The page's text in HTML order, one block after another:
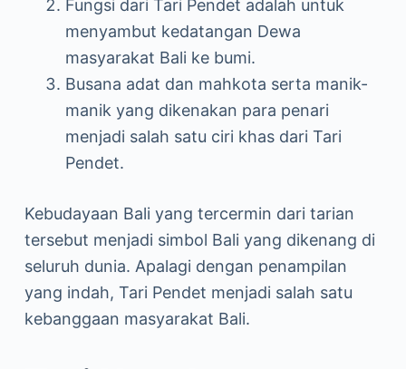
Fungsi dari Tari Pendet adalah untuk
menyambut kedatangan Dewa
masyarakat Bali ke bumi.
Busana adat dan mahkota serta manik-
manik yang dikenakan para penari
menjadi salah satu ciri khas dari Tari
Pendet.
Kebudayaan Bali yang tercermin dari tarian
tersebut menjadi simbol Bali yang dikenang di
seluruh dunia. Apalagi dengan penampilan
yang indah, Tari Pendet menjadi salah satu
kebanggaan masyarakat Bali.